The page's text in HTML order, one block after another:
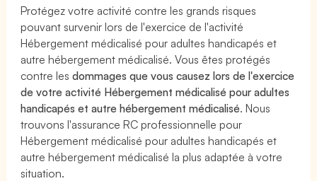
Protégez votre activité contre les grands risques
pouvant survenir lors de l'exercice de l'activité
Hébergement médicalisé pour adultes handicapés et
autre hébergement médicalisé. Vous êtes protégés
contre lesdommages que vous causez lors de l'exercice
de votre activité Hébergement médicalisé pour adultes
handicapés et autre hébergement médicalisé. Nous
trouvons l'assurance RC professionnelle pour
Hébergement médicalisé pour adultes handicapés et
autre hébergement médicalisé la plus adaptée à votre
situation.